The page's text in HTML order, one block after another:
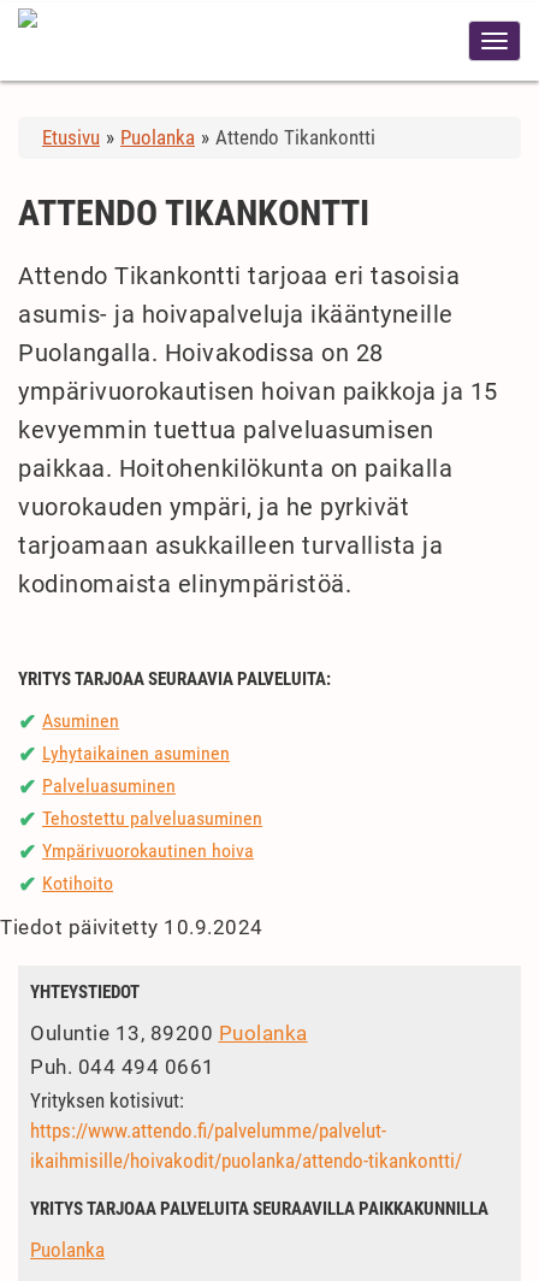
Etusivu » Puolanka » Attendo Tikankontti
ATTENDO TIKANKONTTI
Attendo Tikankontti tarjoaa eri tasoisia
asumis- ja hoivapalveluja ikääntyneille
Puolangalla. Hoivakodissa on 28
ympärivuorokautisen hoivan paikkoja ja 15
kevyemmin tuettua palveluasumisen
paikkaa. Hoitohenkilökunta on paikalla
vuorokauden ympäri, ja he pyrkivät
tarjoamaan asukkailleen turvallista ja
kodinomaista elinympäristöä.
YRITYS TARJOAA SEURAAVIA PALVELUITA:
✔ Asuminen
✔ Lyhytaikainen asuminen
✔ Palveluasuminen
✔ Tehostettu palveluasuminen
✔ Ympärivuorokautinen hoiva
✔ Kotihoito
Tiedot päivitetty 10.9.2024
YHTEYSTIEDOT
Ouluntie 13, 89200 Puolanka
Puh. 044 494 0661
Yrityksen kotisivut:
https://www.attendo.fi/palvelumme/palvelut-
ikaihmisille/hoivakodit/puolanka/attendo-tikankontti/
YRITYS TARJOAA PALVELUITA SEURAAVILLA PAIKKAKUNNILLA
Puolanka